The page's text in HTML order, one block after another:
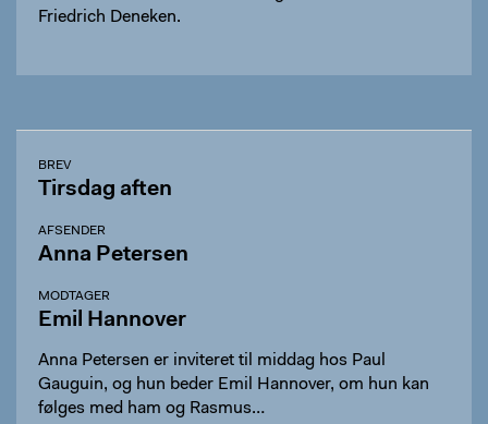
Friedrich Deneken.
BREV
Tirsdag aften
AFSENDER
Anna Petersen
MODTAGER
Emil Hannover
Anna Petersen er inviteret til middag hos Paul
Gauguin, og hun beder Emil Hannover, om hun kan
følges med ham og Rasmus…